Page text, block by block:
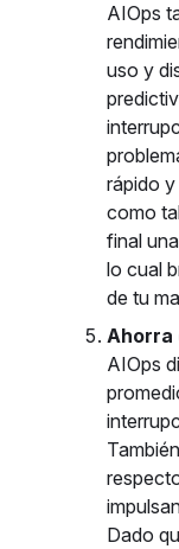
AIOps
uso y
rápido
como
final
lo cual
de tu
Ahorra
AIOps
Dado